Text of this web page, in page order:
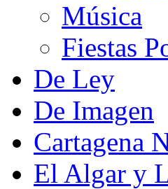
Música
Fiestas
De Ley
De Imagen
Cartagena
El Algar y